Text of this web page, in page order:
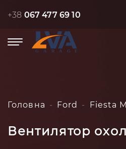
+38 067 477 69 10
Головна Ford Fiesta
Вентилятор